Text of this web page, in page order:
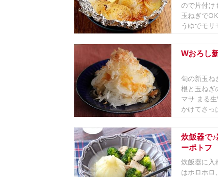
ので片付け
玉ねぎで
うゆでモリ
Wおろし
旬の新玉ね
根と玉ねぎ
マサ まる
かけてさっ
炊飯器で
ーポトフ
炊飯器に入
はホロホロ